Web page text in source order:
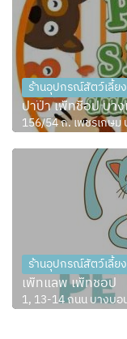
ร้านอุปกรณ์สัตว์เลี้ยง
ปาป๊า เพ็ทช็อป บา
156/54 ถ. เพชรเกษ
ร้านอุปกรณ์สัตว์เลี้ยง
เพ็ทแลพ เพ็ทชอป
1, 13-14 ถนน บางบ